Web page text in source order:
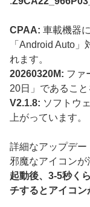
CPAA: 車載機器
「Android Auto
れます。
20260320M: ファ
20日」であること
V2.1.8: ソフトウ
上がっています。
詳細なアップデ
邪魔なアイコンが
起動後、3-5秒く
チするとアイコン